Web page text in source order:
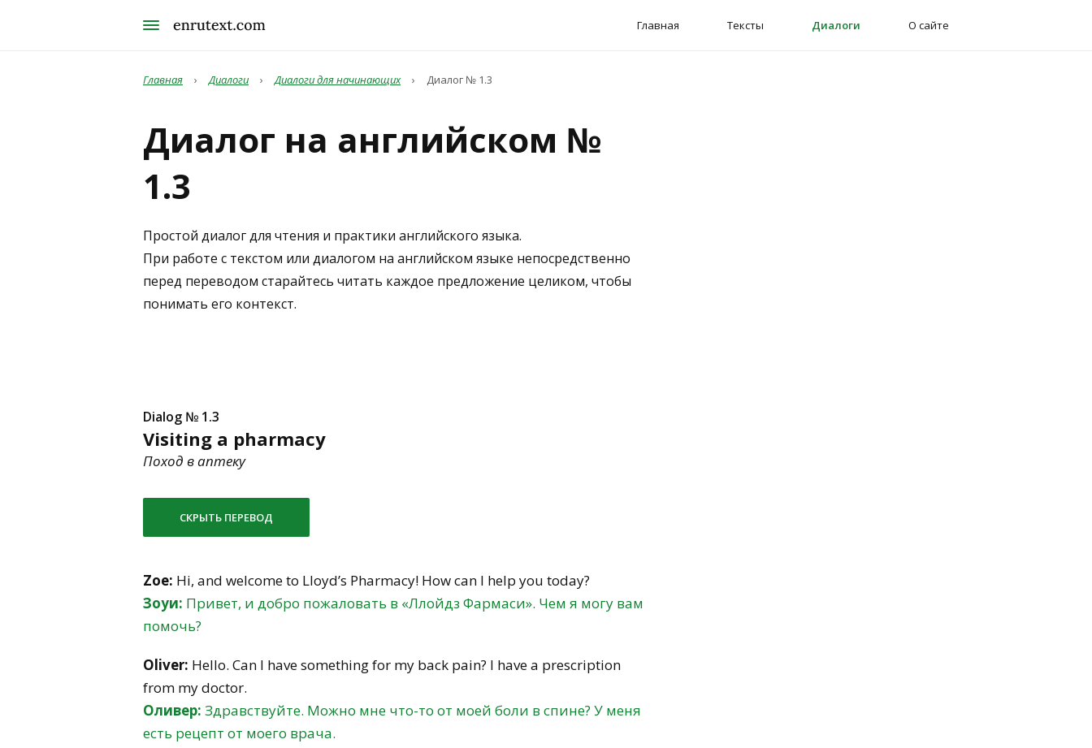
Главная Тексты Диалоги О сайте
Главная › Диалоги › Диалоги для начинающих › Диалог № 1.3
Диалог на английском №
1.3
Простой диалог для чтения и практики английского языка.
При работе с текстом или диалогом на английском языке непосредственно
перед переводом старайтесь читать каждое предложение целиком, чтобы
понимать его контекст.
Dialog № 1.3
Visiting a pharmacy
Поход в аптеку
СКРЫТЬ ПЕРЕВОД
Zoe: Hi, and welcome to Lloyd’s Pharmacy! How can I help you today?
Зоуи: Привет, и добро пожаловать в «Ллойдз Фармаси». Чем я могу вам
помочь?
Oliver: Hello. Can I have something for my back pain? I have a prescription
from my doctor.
Оливер: Здравствуйте. Можно мне что-то от моей боли в спине? У меня
есть рецепт от моего врача.